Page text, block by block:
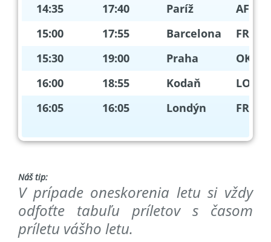
14:35
17:40 Paríž
AF293
15:00
17:55 Barcelona
15:30
19:00 Praha
OK917
16:00
18:55 Kodaň
16:05
16:05 Londýn
Náš tip:
V prípade oneskorenia letu si vždy
odfoťte tabuľu príletov s časom
príletu vášho letu.